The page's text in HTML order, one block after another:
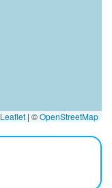
Leaflet | ©OpenStreetMap